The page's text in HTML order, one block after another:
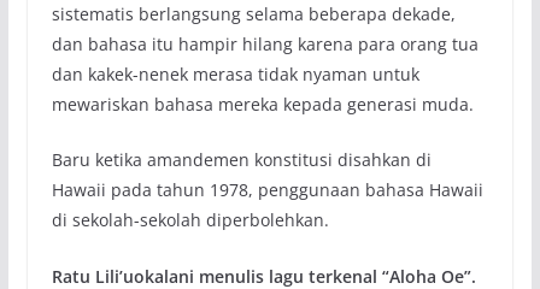
sistematis berlangsung selama beberapa dekade,
dan bahasa itu hampir hilang karena para orang tua
dan kakek-nenek merasa tidak nyaman untuk
mewariskan bahasa mereka kepada generasi muda.
Baru ketika amandemen konstitusi disahkan di
Hawaii pada tahun 1978, penggunaan bahasa Hawaii
di sekolah-sekolah diperbolehkan.
Ratu Lili’uokalani menulis lagu terkenal “Aloha Oe”.